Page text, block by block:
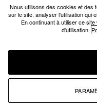
Nous utilisons des cookies et des
sur le site, analyser l'utilisation qui
En continuant à utiliser ce
d'utilisation.